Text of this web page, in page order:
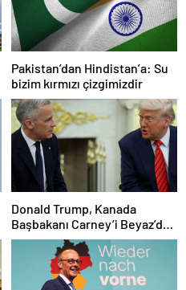
Pakistan’dan Hindistan’a: Su
bizim kırmızı çizgimizdir
Donald Trump, Kanada
Başbakanı Carney’i Beyaz’da
ağırladı